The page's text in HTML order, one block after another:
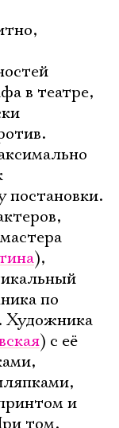
в театре,
постановки.
),
по
Художника
) с её
и